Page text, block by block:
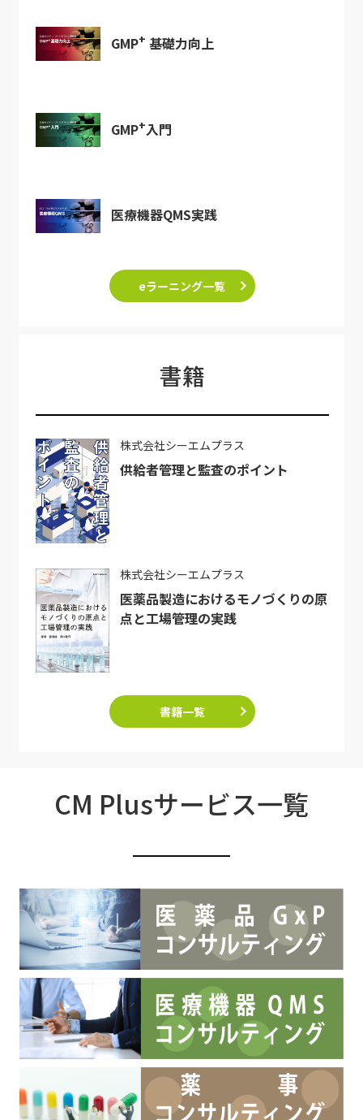
GMP+ 基礎力向上
GMP+入門
医療機器QMS実践
eラーニング一覧
書籍
株式会社シーエムプラス
供給者管理と監査のポイント
株式会社シーエムプラス
医薬品製造におけるモノづくりの原
点と工場管理の実践
書籍一覧
CM Plusサービス一覧